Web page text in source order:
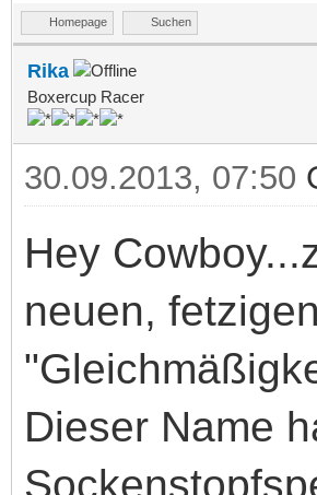
Homepage Suchen
Rika
Boxercup Racer
30.09.2013, 07:50
Hey
neuen,
Dieser Name